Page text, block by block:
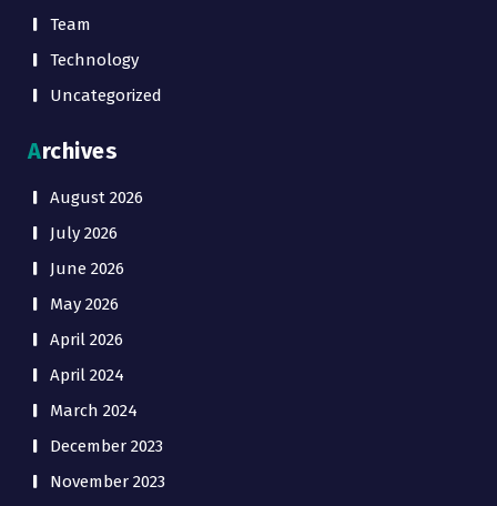
Team
Technology
Uncategorized
Archives
August 2026
July 2026
June 2026
May 2026
April 2026
April 2024
March 2024
December 2023
November 2023